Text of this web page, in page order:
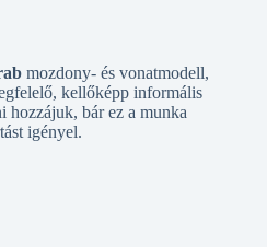
mozdony- és vonatmodell,
kellőképp informális
hozzájuk, bár ez a munka
igényel.